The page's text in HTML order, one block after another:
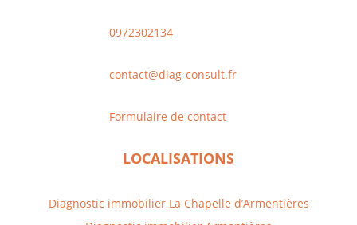
0972302134
contact@diag-consult.fr
Formulaire de contact
LOCALISATIONS
Diagnostic immobilier La Chapelle d’Armentières